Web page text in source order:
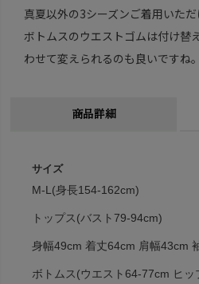
真夏以外の3シーズンご着用いただ
ボトムスのウエストゴムは付け替
わせて変えられるのも良いですね。
商品詳細
サイズ
M-L(身長154-162cm)
トップス(バスト79-94cm)
身幅49cm 着丈64cm 肩幅43cm
ボトムス(ウエスト64-77cm ヒッ